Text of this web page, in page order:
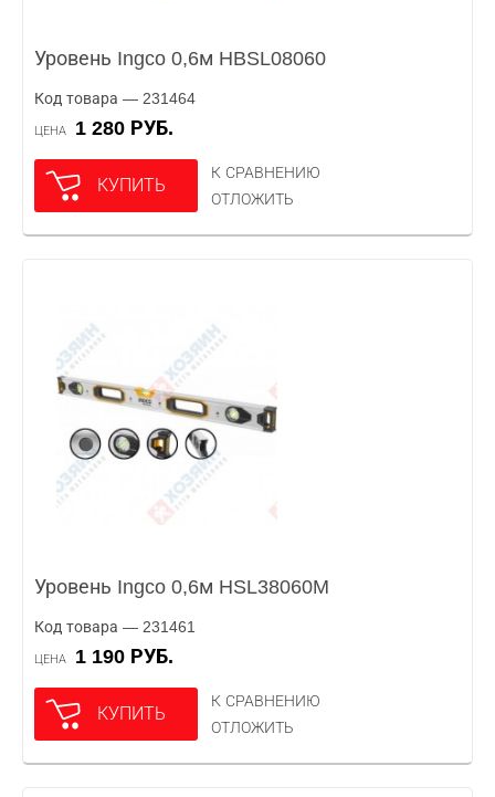
Уровень Ingco 0,6м HBSL08060
Код товара — 231464
ЦЕНА 1 280 РУБ.
КУПИТЬ
К СРАВНЕНИЮ
ОТЛОЖИТЬ
Уровень Ingco 0,6м HSL38060M
Код товара — 231461
ЦЕНА 1 190 РУБ.
КУПИТЬ
К СРАВНЕНИЮ
ОТЛОЖИТЬ